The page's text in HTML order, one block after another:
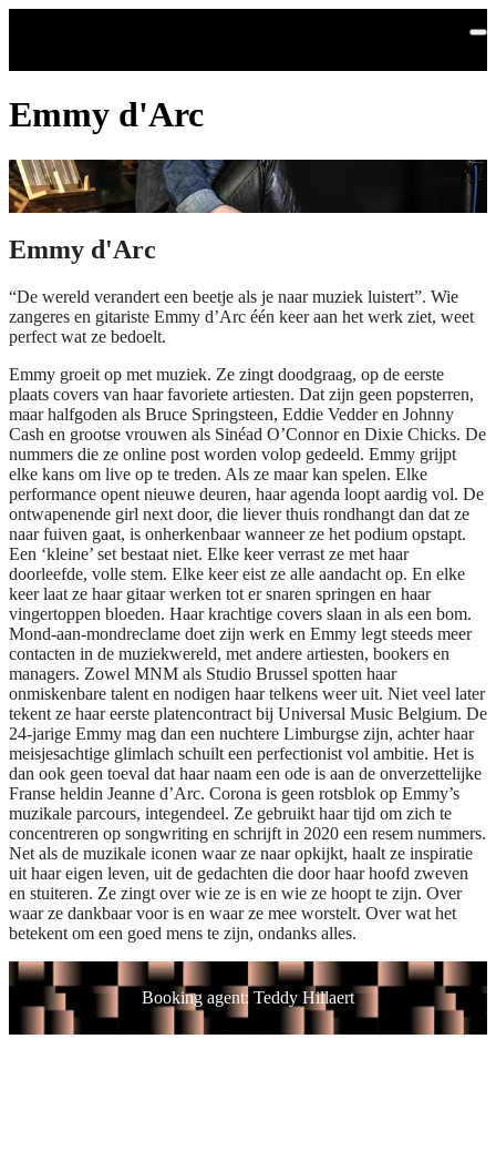
Emmy d'Arc
Emmy d'Arc
“De wereld verandert een beetje als je naar muziek luistert”. Wie
zangeres en gitariste Emmy d’Arc één keer aan het werk ziet, weet
perfect wat ze bedoelt.
Emmy groeit op met muziek. Ze zingt doodgraag, op de eerste
plaats covers van haar favoriete artiesten. Dat zijn geen popsterren,
maar halfgoden als Bruce Springsteen, Eddie Vedder en Johnny
Cash en grootse vrouwen als Sinéad O’Connor en Dixie Chicks. De
nummers die ze online post worden volop gedeeld. Emmy grijpt
elke kans om live op te treden. Als ze maar kan spelen. Elke
performance opent nieuwe deuren, haar agenda loopt aardig vol. De
ontwapenende girl next door, die liever thuis rondhangt dan dat ze
naar fuiven gaat, is onherkenbaar wanneer ze het podium opstapt.
Een ‘kleine’ set bestaat niet. Elke keer verrast ze met haar
doorleefde, volle stem. Elke keer eist ze alle aandacht op. En elke
keer laat ze haar gitaar werken tot er snaren springen en haar
vingertoppen bloeden. Haar krachtige covers slaan in als een bom.
Mond-aan-mondreclame doet zijn werk en Emmy legt steeds meer
contacten in de muziekwereld, met andere artiesten, bookers en
managers. Zowel MNM als Studio Brussel spotten haar
onmiskenbare talent en nodigen haar telkens weer uit. Niet veel later
tekent ze haar eerste platencontract bij Universal Music Belgium. De
24-jarige Emmy mag dan een nuchtere Limburgse zijn, achter haar
meisjesachtige glimlach schuilt een perfectionist vol ambitie. Het is
dan ook geen toeval dat haar naam een ode is aan de onverzettelijke
Franse heldin Jeanne d’Arc. Corona is geen rotsblok op Emmy’s
muzikale parcours, integendeel. Ze gebruikt haar tijd om zich te
concentreren op songwriting en schrijft in 2020 een resem nummers.
Net als de muzikale iconen waar ze naar opkijkt, haalt ze inspiratie
uit haar eigen leven, uit de gedachten die door haar hoofd zweven
en stuiteren. Ze zingt over wie ze is en wie ze hoopt te zijn. Over
waar ze dankbaar voor is en waar ze mee worstelt. Over wat het
betekent om een goed mens te zijn, ondanks alles.
Booking agent: Teddy Hillaert